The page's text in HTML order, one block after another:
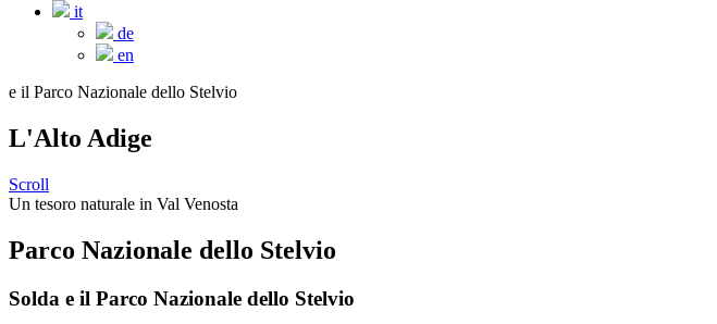
it
de
en
e il Parco Nazionale dello Stelvio
L'Alto Adige
Scroll
Un tesoro naturale in Val Venosta
Parco Nazionale dello Stelvio
Solda e il Parco Nazionale dello Stelvio